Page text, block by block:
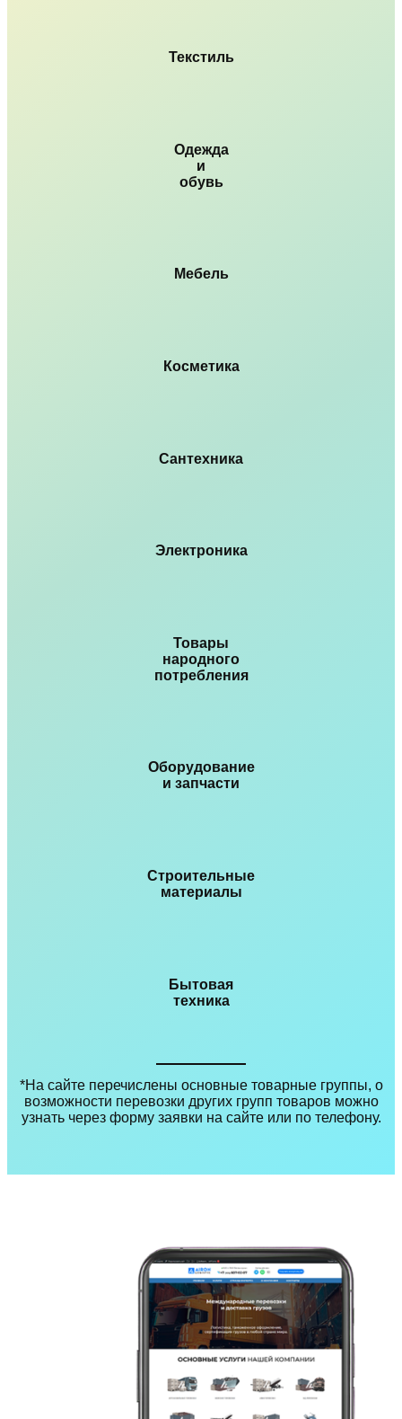
Текстиль
Одежда
и
обувь
Мебель
Косметика
Сантехника
Электроника
Товары
народного
потребления
Оборудование
и запчасти
Строительные
материалы
Бытовая
техника
*На сайте перечислены основные товарные группы, о
возможности перевозки других групп товаров можно
узнать через форму заявки на сайте или по телефону.